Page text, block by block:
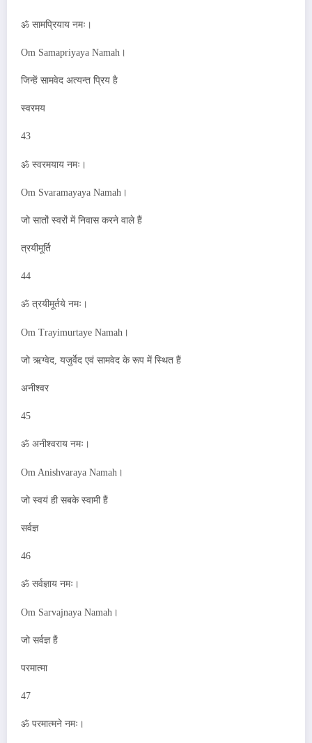
ॐ सामप्रियाय नमः।
Om Samapriyaya Namah।
जिन्हें सामवेद अत्यन्त प्रिय है
स्वरमय
43
ॐ स्वरमयाय नमः।
Om Svaramayaya Namah।
जो सातों स्वरों में निवास करने वाले हैं
त्रयीमूर्ति
44
ॐ त्रयीमूर्तये नमः।
Om Trayimurtaye Namah।
जो ऋग्वेद, यजुर्वेद एवं सामवेद के रूप में स्थित हैं
अनीश्वर
45
ॐ अनीश्वराय नमः।
Om Anishvaraya Namah।
जो स्वयं ही सबके स्वामी हैं
सर्वज्ञ
46
ॐ सर्वज्ञाय नमः।
Om Sarvajnaya Namah।
जो सर्वज्ञ हैं
परमात्मा
47
ॐ परमात्मने नमः।